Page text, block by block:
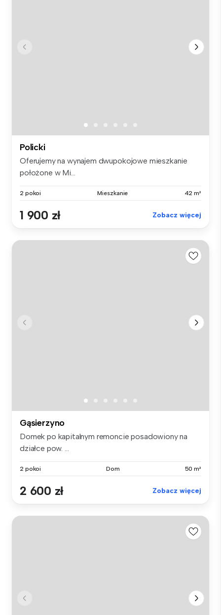
Policki
Oferujemy na wynajem dwupokojowe mieszkanie
położone w Mi...
2 pokoi Mieszkanie 42 m²
1 900 zł Zobacz więcej
Gąsierzyno
Domek po kapitalnym remoncie posadowiony na
działce pow. ...
2 pokoi Dom 50 m²
2 600 zł Zobacz więcej